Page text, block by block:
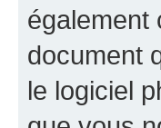
également
document
le logiciel